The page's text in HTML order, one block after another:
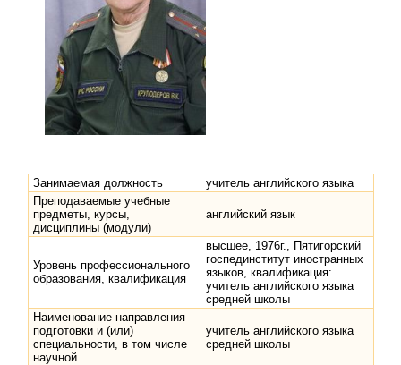
Занимаемая должность
учитель английского языка
Преподаваемые учебные
предметы, курсы,
дисциплины (модули)
английский язык
Уровень профессионального
образования, квалификация
высшее, 1976г., Пятигорский
госпединститут иностранных
языков, квалификация:
учитель английского языка
средней школы
Наименование направления
подготовки и (или)
специальности, в том числе
научной
учитель английского языка
средней школы